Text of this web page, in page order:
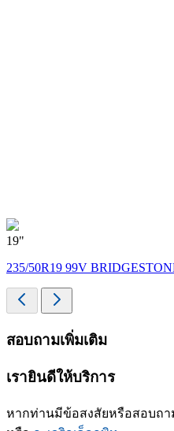
19"
235/50R19 99V
สอบถามเพิ่มเติม
เรายินดีให้บริการ
หากท่านมีข้อสงสัยหรือสอบถา